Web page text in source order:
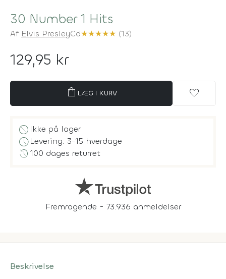
30 Number 1 Hits
Af Elvis PresleyCd★★★★★ (13)
129,95 kr
shopping_bag LÆG I KURV favorite
block Ikke på lager
scheduleLevering: 3-15 hverdage
history100 dages returret
Fremragende - 73.936 anmeldelser
Beskrivelse